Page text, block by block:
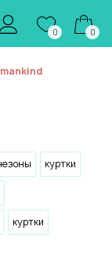
0 0
куртки
куртки